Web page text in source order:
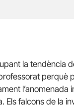
la tendència
perquè
Els falcons de la